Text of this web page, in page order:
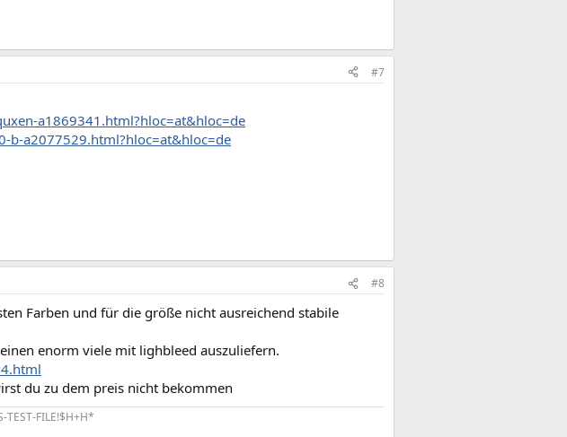
#7
a1869341.html?hloc=at&hloc=de
b-a2077529.html?hloc=at&hloc=de
#8
Farben und für die größe nicht ausreichend stabile
enorm viele mit lighbleed auszuliefern.
du zu dem preis nicht bekommen
TEST-FILE!$H+H*